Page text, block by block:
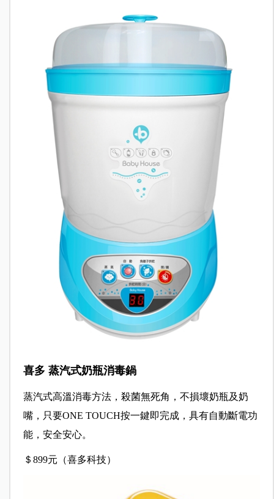
喜多 蒸汽式奶瓶消毒鍋
蒸汽式高溫消毒方法，殺菌無死角，不損壞奶瓶及奶
嘴，只要ONE TOUCH按一鍵即完成，具有自動斷電功
能，安全安心。
＄899元（喜多科技）